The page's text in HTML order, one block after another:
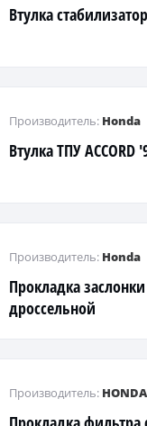
Втулка
Втулка ТПУ ACCORD
Производитель: Honda
Прокладка заслонки
дроссельной
Производитель: Honda
Производитель: HONDA